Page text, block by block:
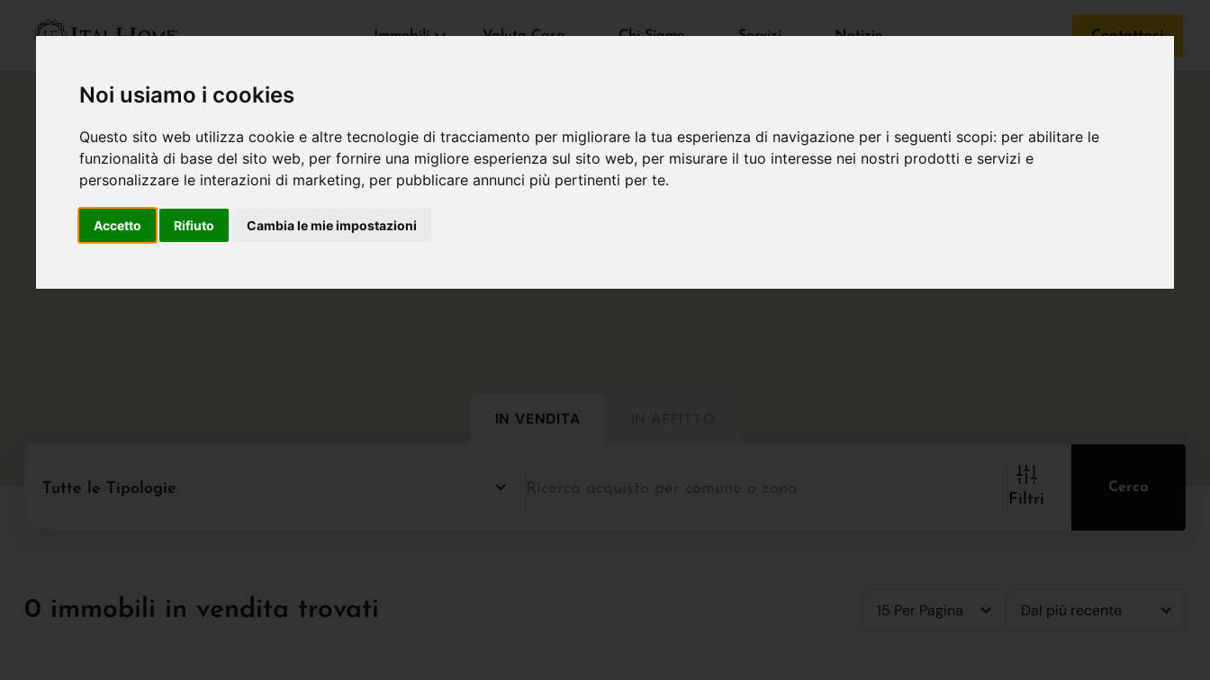
Noi usiamo i cookies
Questo sito web utilizza cookie e altre tecnologie di tracciamento per migliorare la tua esperienza di navigazione per i seguenti scopi: per abilitare le
funzionalità di base del sito web, per fornire una migliore esperienza sul sito web, per misurare il tuo interesse nei nostri prodotti e servizi e
personalizzare le interazioni di marketing, per pubblicare annunci più pertinenti per te.
Accetto Rifiuto Cambia le mie impostazioni
Immobili Valuta Casa Chi Siamo Servizi Notizie Contattaci
IN VENDITA
Tutte le Tipologie
Filtri
Cerca
0 immobili in vendita trovati 15 Per Pagina Dal più recente